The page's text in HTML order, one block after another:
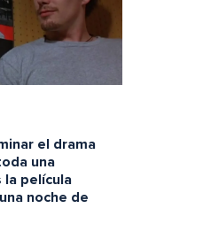
el drama
una
la película
noche de